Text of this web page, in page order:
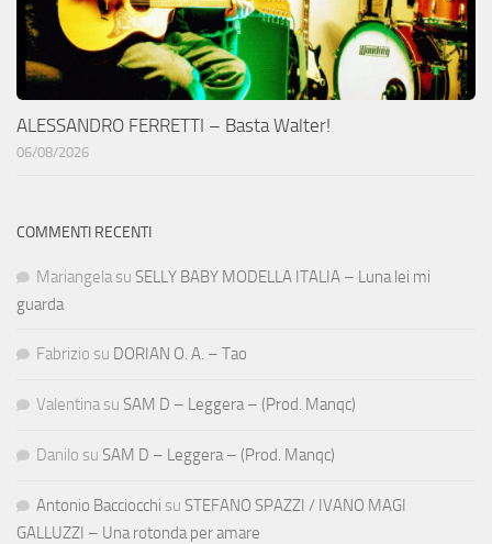
ALESSANDRO FERRETTI – Basta Walter!
06/08/2026
COMMENTI RECENTI
Mariangela su SELLY BABY MODELLA ITALIA – Luna lei mi
guarda
Fabrizio su DORIAN O. A. – Tao
Valentina su SAM D – Leggera – (Prod. Manqc)
Danilo su SAM D – Leggera – (Prod. Manqc)
Antonio Bacciocchi su STEFANO SPAZZI / IVANO MAGI
GALLUZZI – Una rotonda per amare